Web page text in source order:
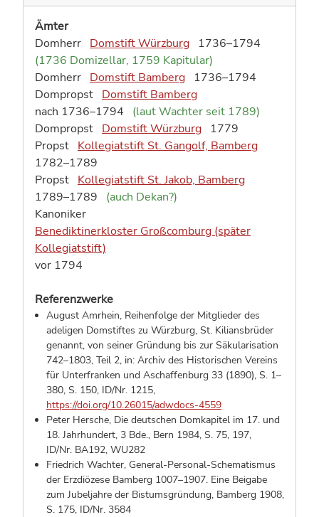
Ämter
Domherr Domstift Würzburg
1736–1794
(1736 Domizellar, 1759 Kapitular)
Domherr Domstift Bamberg
1736–1794
Dompropst Domstift Bamberg
nach 1736–1794
(laut Wachter seit 1789)
Dompropst Domstift Würzburg
1779
Propst Kollegiatstift St. Gangolf, Bamberg
1782–1789
Propst Kollegiatstift St. Jakob, Bamberg
1789–1789
(auch Dekan?)
Kanoniker
Benediktinerkloster Großcomburg (später
Kollegiatstift)
vor 1794
Referenzwerke
August Amrhein, Reihenfolge der Mitglieder des
adeligen Domstiftes zu Würzburg, St. Kiliansbrüder
genannt, von seiner Gründung bis zur Säkularisation
742–1803, Teil 2, in: Archiv des Historischen Vereins
für Unterfranken und Aschaffenburg 33 (1890), S. 1–
380, S. 150, ID/Nr. 1215,
https://doi.org/10.26015/adwdocs-4559
Peter Hersche, Die deutschen Domkapitel im 17. und
18. Jahrhundert, 3 Bde., Bern 1984, S. 75, 197,
ID/Nr. BA192, WU282
Friedrich Wachter, General-Personal-Schematismus
der Erzdiözese Bamberg 1007–1907. Eine Beigabe
zum Jubeljahre der Bistumsgründung, Bamberg 1908,
S. 175, ID/Nr. 3584